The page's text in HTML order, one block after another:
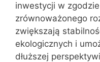
inwestycji w
zrównoważonego
zwiększają
ekologicznych i
dłuższej